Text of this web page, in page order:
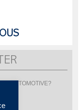
AUTOMOTIVE?